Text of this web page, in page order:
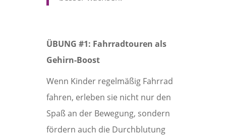
ÜBUNG #1: Fahrradtouren als
Gehirn-Boost
Wenn Kinder regelmäßig Fahrrad
fahren, erleben sie nicht nur den
Spaß an der Bewegung, sondern
fördern auch die Durchblutung